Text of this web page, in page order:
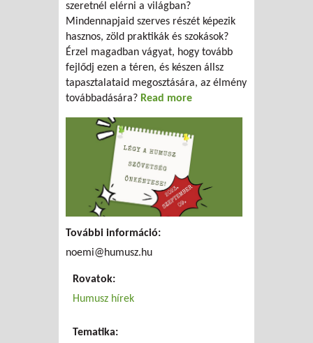
szeretnél elérni a világban?
Mindennapjaid szerves részét képezik
hasznos, zöld praktikák és szokások?
Érzel magadban vágyat, hogy tovább
fejlődj ezen a téren, és készen állsz
tapasztalataid megosztására, az élmény
továbbadására? Read more
További információ:
noemi@humusz.hu
Rovatok:
Humusz hírek
Tematika: